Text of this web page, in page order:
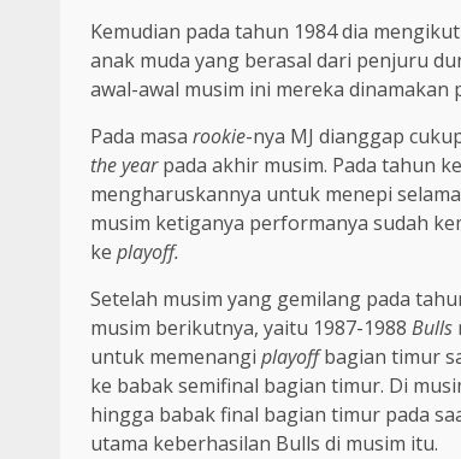
Kemudian pada tahun 1984 dia
anak muda yang berasal dari penjuru
awal-awal musim ini mereka dinamakan
Pada masa rookie-nya MJ dianggap
the yearpada akhir musim. Pada tahun
mengharuskannya untuk menepi
musim ketiganya performanya sudah
ke playoff.
Setelah musim yang gemilang pada
musim berikutnya, yaitu 1987-1988 Bulls
untuk memenangi playoffbagian timur
ke babak semifinal bagian timur. Di
hingga babak final bagian timur pada
utama keberhasilan Bulls di musim itu.